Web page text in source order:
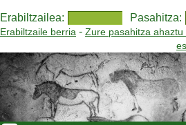
Erabiltzailea: Pasahitza:
Erabiltzaile berria - Zure pasahitza ahaztu